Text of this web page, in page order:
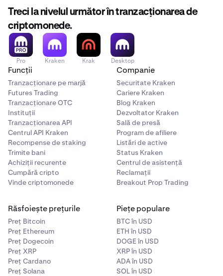
Treci la nivelul următor în tranzacționarea de
criptomonede.
Pro Kraken Krak Desktop
Funcții
Tranzacționare pe marjă
Futures Trading
Tranzacționare OTC
Instituții
Tranzacționarea API
Centrul API Kraken
Recompense de staking
Trimite bani
Achiziții recurente
Cumpără cripto
Vinde criptomonede
Companie
Securitate Kraken
Cariere Kraken
Blog Kraken
Dezvoltator Kraken
Sală de presă
Program de afiliere
Listări de active
Status Kraken
Centrul de asistență
Reclamații
Breakout Prop Trading
Răsfoiește prețurile
Preț Bitcoin
Preț Ethereum
Preț Dogecoin
Preț XRP
Preț Cardano
Preț Solana
Piețe populare
BTC în USD
ETH în USD
DOGE în USD
XRP în USD
ADA în USD
SOL în USD